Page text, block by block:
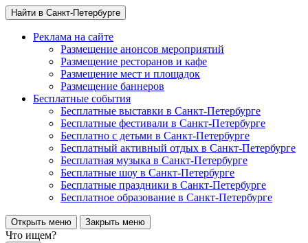
Найти в Санкт-Петербурге
Реклама на сайте
Размещение анонсов мероприятий
Размещение ресторанов и кафе
Размещение мест и площадок
Размещение баннеров
Бесплатные события
Бесплатные выставки в Санкт-Петербурге
Бесплатные фестивали в Санкт-Петербурге
Бесплатно с детьми в Санкт-Петербурге
Бесплатный активный отдых в Санкт-Петербурге
Бесплатная музыка в Санкт-Петербурге
Бесплатные шоу в Санкт-Петербурге
Бесплатные праздники в Санкт-Петербурге
Бесплатное образование в Санкт-Петербурге
Открыть меню Закрыть меню
Что ищем?